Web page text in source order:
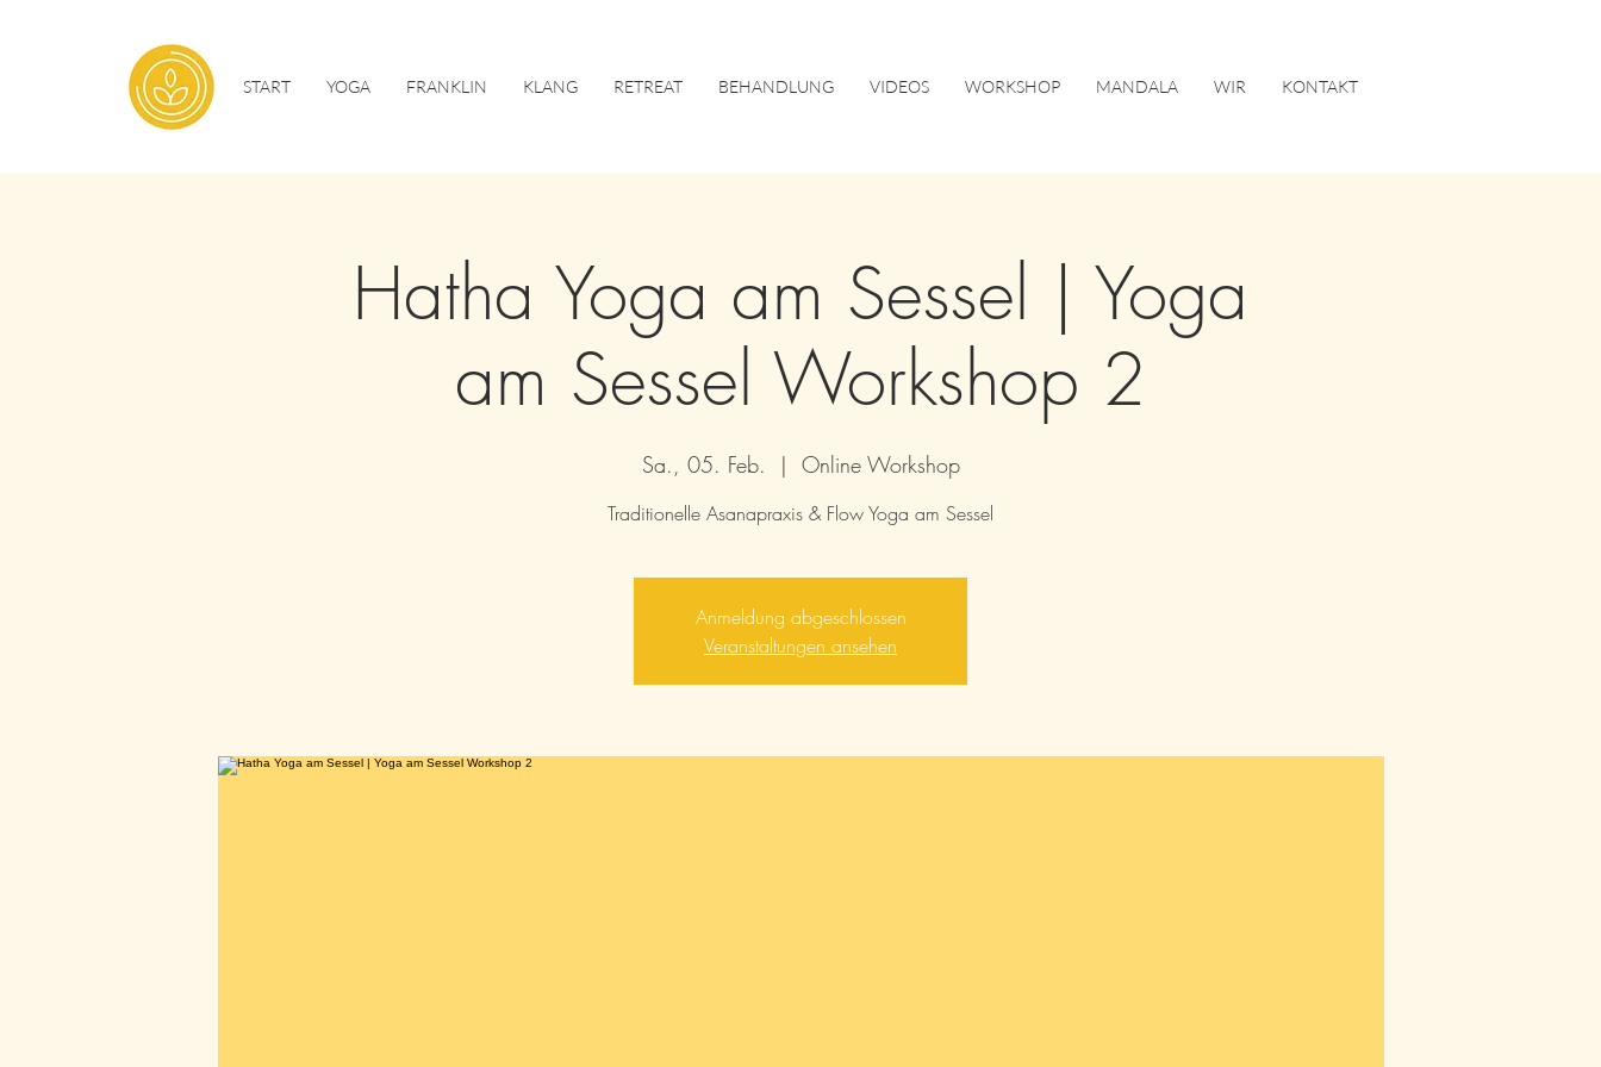
START YOGA FRANKLIN KLANG RETREAT BEHANDLUNG VIDEOS WORKSHOP MANDALA WIR KONTAKT
Hatha Yoga am Sessel | Yoga
am Sessel Workshop 2
Sa., 05. Feb.
  |
Online Workshop
Traditionelle Asanapraxis & Flow Yoga am Sessel
Anmeldung abgeschlossen
Veranstaltungen ansehen